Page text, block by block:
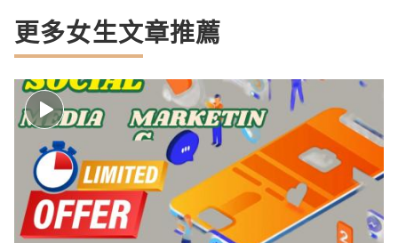
更多女生文章推薦